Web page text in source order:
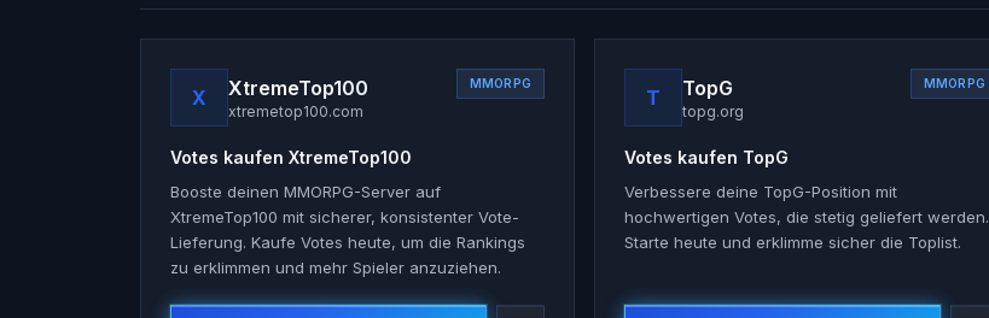
X XtremeTop100
xtremetop100.com
MMORPG
Votes kaufen XtremeTop100
Booste deinen MMORPG-Server auf
XtremeTop100 mit sicherer, konsistenter Vote-
Lieferung. Kaufe Votes heute, um die Rankings
zu erklimmen und mehr Spieler anzuziehen.
T TopG
topg.org
MMORPG
Votes kaufen TopG
Verbessere deine TopG-Position mit
hochwertigen Votes, die stetig geliefert werden.
Starte heute und erklimme sicher die Toplist.